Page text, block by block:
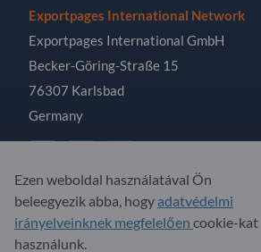
Exportpages International Network
Exportpages International GmbH
Becker-Göring-Straße 15
76307 Karlsbad
Germany
Copyright © 2026 Exportpages
Rights Reserved.
Ezen weboldal használatával Ön
beleegyezik abba, hogy adatvédelmi
irányelveinknek megfelelően cookie-kat
használunk.